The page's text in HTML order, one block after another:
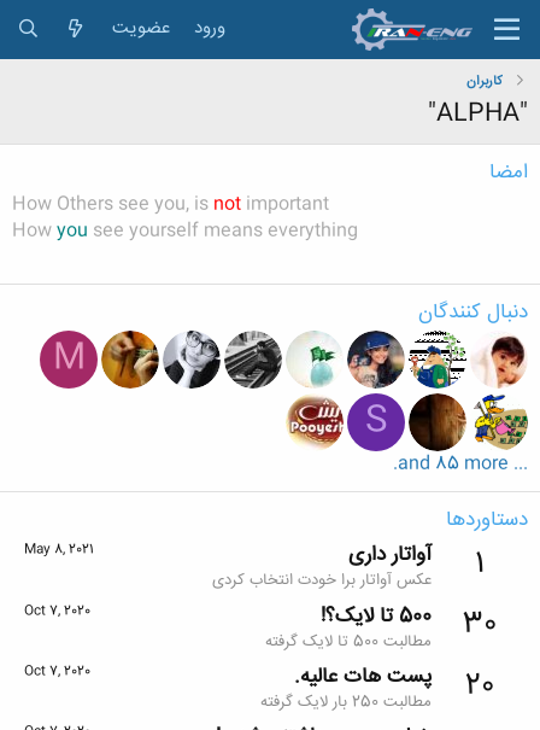
ورود عضویت
کاربران
"ALPHA"
امضا
How Others see you, is not important
Howyou see yourself means everything
دنبال کنندگان
M
S
... and 85 more.
دستاوردها
1
May 8, 2021 آواتار داری
عکس آواتار برا خودت انتخاب کردی
30
Oct 7, 2020 500 تا لایک؟!
مطالبت 500 تا لایک گرفته
20
Oct 7, 2020 پست هات عالیه.
مطالبت 250 بار لایک گرفته